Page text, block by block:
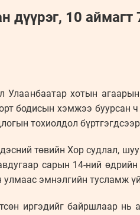
дүүрэг, 10
Улаанбаатар хотын
бодисын хэмжээ буурсан
тохиолдол
төвийн Хор судлал,
сарын 14-ний
улмаас эмнэлгийн тусламж
иргэдийг байршлаар